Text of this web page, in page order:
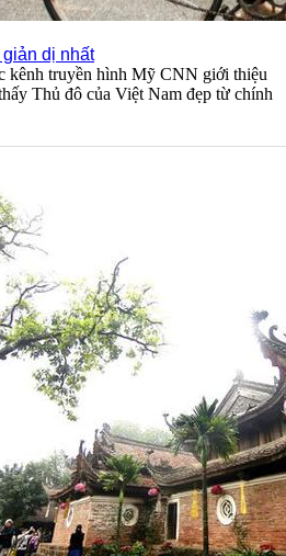
dị nhất
kênh truyền hình Mỹ CNN giới thiệu
Thủ đô của Việt Nam đẹp từ chính